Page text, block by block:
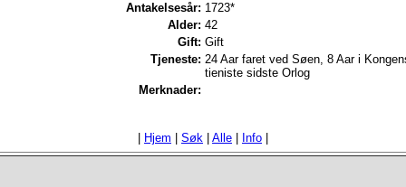
Antakelsesår: 1723*
Alder: 42
Gift: Gift
Tjeneste: 24 Aar faret ved Søen, 8 Aar i
tieniste sidste Orlog
Merknader:
Hjem Søk Alle Info